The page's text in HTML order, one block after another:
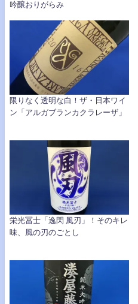
吟醸おりがらみ
限りなく透明な白！ザ・日本ワイ
ン「アルガブランカクラレーザ」
栄光冨士「逸閃 風刃」！そのキレ
味、風の刃のごとし